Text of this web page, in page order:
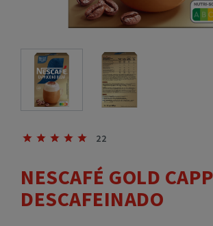
22
NESCAFÉ GOLD
DESCAFEINADO